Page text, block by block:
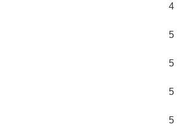
4
5
5
5
5